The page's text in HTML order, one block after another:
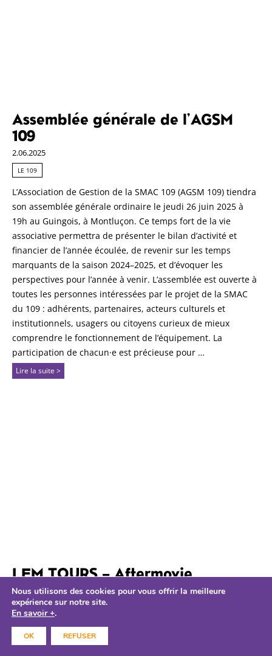
Assemblée générale de l’AGSM
109
2.06.2025
LE 109
L’Association de Gestion de la SMAC 109 (AGSM 109) tiendra
son assemblée générale ordinaire le jeudi 26 juin 2025 à
19h au Guingois, à Montluçon. Ce temps fort de la vie
associative permettra de présenter le bilan d’activité et
financier de l’année écoulée, de revenir sur les temps
marquants de la saison 2024–2025, et d’évoquer les
perspectives pour l’année à venir. L’assemblée est ouverte à
toutes les personnes intéressées par le projet de la SMAC
du 109 : adhérents, partenaires, acteurs culturels et
institutionnels, usagers ou citoyens curieux de mieux
comprendre le fonctionnement de l’équipement. La
participation de chacun·e est précieuse pour …
Lire la suite >
LEM TOURS – Aftermovie
16.05.2025
LE 109
Vous ne l’attendiez plus… mais il est là ! L’aftermovie du
LEM-Tours 2024 est en ligne 3 jours de création, d’échanges
Nous utilisons des cookies pour vous offrir la meilleure
expérience sur notre site.
En savoir +.
OK REFUSER